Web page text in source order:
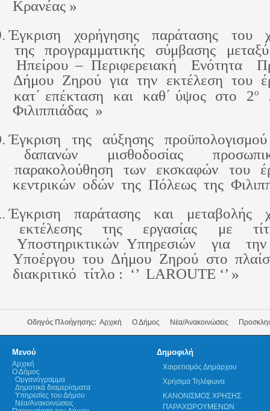
Κρανέας »
Έγκριση  χορήγησης  παράτασης  του
της  προγραμματικής  σύμβασης
Ηπείρου – Περιφερειακή  Ενότητα
Δήμου  Ζηρού  για  την  εκτέλεση  του
κατ΄ επέκταση  και  καθ΄ ύψος  στο  2ο
Φιλιππιάδας  »
Έγκριση  της  αύξησης
δαπανών  μισθοδοσίας
παρακολούθηση  των  εκσκαφών  του
κεντρικών  οδών  της  Πόλεως  της
Έγκριση  παράτασης  και  μεταβολής
εκτέλεσης  της  εργασίας  με
Υποστηρικτικών Υπηρεσιών  για
Υποέργου  του  Δήμου  Ζηρού  στο
διακριτικό  τίτλο :  ‘’  LAROUTE ‘’ »
Οδηγός Πλοήγησης: Αρχική Ο Δήμος Νέα/Ανακοινώσεις
Μενού
Αρχική
Ο Δήμος
Οργανόγραμμα
Δημοτικά διαμερίσματα
Υπηρεσίες του Δήμου
Νέα/Ανακοινώσεις
Δημοφιλή
Χαιρετισμός Δημάρχου
Χρήσιμα Τηλέφωνα
ΚΑΝΟΝΙΣΜΟΣ ΧΡΗΣΗΣ
ΠΑΡΑΧΩΡΟΥΜΕΝΩΝ